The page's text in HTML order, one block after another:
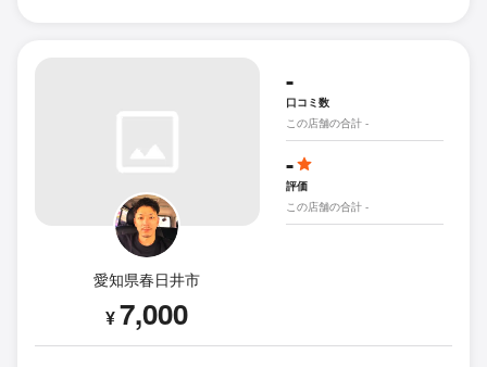
愛知県春日井市
¥7,000
-
口コミ数
この店舗の合計 -
-
評価
この店舗の合計 -